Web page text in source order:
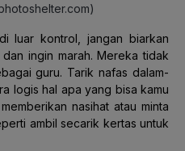
luar kontrol, jangan biarkan
ingin marah. Mereka tidak
guru. Tarik nafas dalam-
logis hal apa yang bisa kamu
nasihat atau minta
ambil secarik kertas untuk